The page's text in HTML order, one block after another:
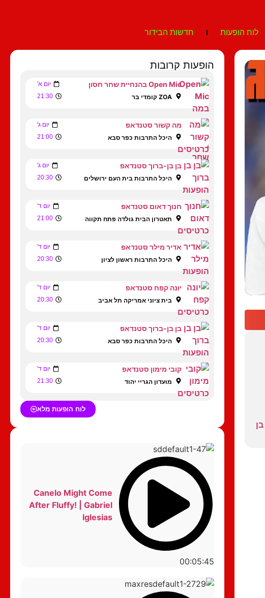
לוח הופעות חדשות הבידור
בן
הופעות קרובות
Open Mic בהנחיית שחר חסון יום א'
ZOA קומדי בר 21:30
מה קשור סטנדאפ יום ג'
היכל התרבות כפר סבא 21:00
בן בן-ברוך סטנדאפ יום ג'
היכל התרבות בית העם ירושלים 20:30
חנוך דאום סטנדאפ יום ד'
תאטרון הבית גולדה פתח תקווה 21:00
אדיר מילר סטנדאפ יום ד'
היכל התרבות ראשון לציון 20:30
יונה קפח סטנדאפ יום ד'
בית ציוני אמריקה תל אביב 20:30
בן בן-ברוך סטנדאפ יום ד'
היכל התרבות כפר סבא 20:30
קובי מימון סטנדאפ יום ד'
מועדון הגריי יהוד 21:30
לוח הופעות מלא
00:05:45
Canelo Might Come
After Fluffy! | Gabriel
Iglesias